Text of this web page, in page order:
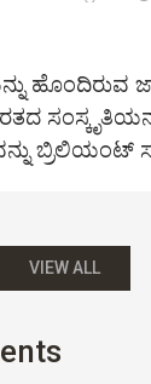
ಹೊಂದಿರುವ
ಬ್ರಿಲಿಯಂಟ್
VIEW ALL